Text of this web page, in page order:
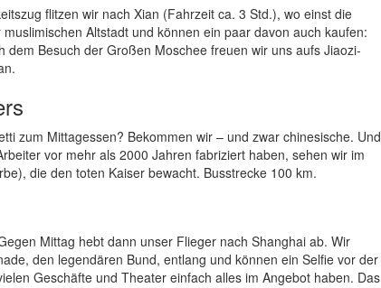
flitzen wir nach Xian (Fahrzeit ca. 3 Std.), wo einst die
Altstadt und können ein paar davon auch kaufen:
Besuch der Großen Moschee freuen wir uns aufs Jiaozi-
zum Mittagessen? Bekommen wir – und zwar chinesische. Und
vor mehr als 2000 Jahren fabriziert haben, sehen wir im
die den toten Kaiser bewacht. Busstrecke 100 km.
Mittag hebt dann unser Flieger nach Shanghai ab. Wir
den legendären Bund, entlang und können ein Selfie vor der
Geschäfte und Theater einfach alles im Angebot haben. Das